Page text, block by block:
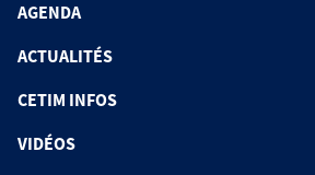
AGENDA
ACTUALITÉS
CETIM INFOS
VIDÉOS